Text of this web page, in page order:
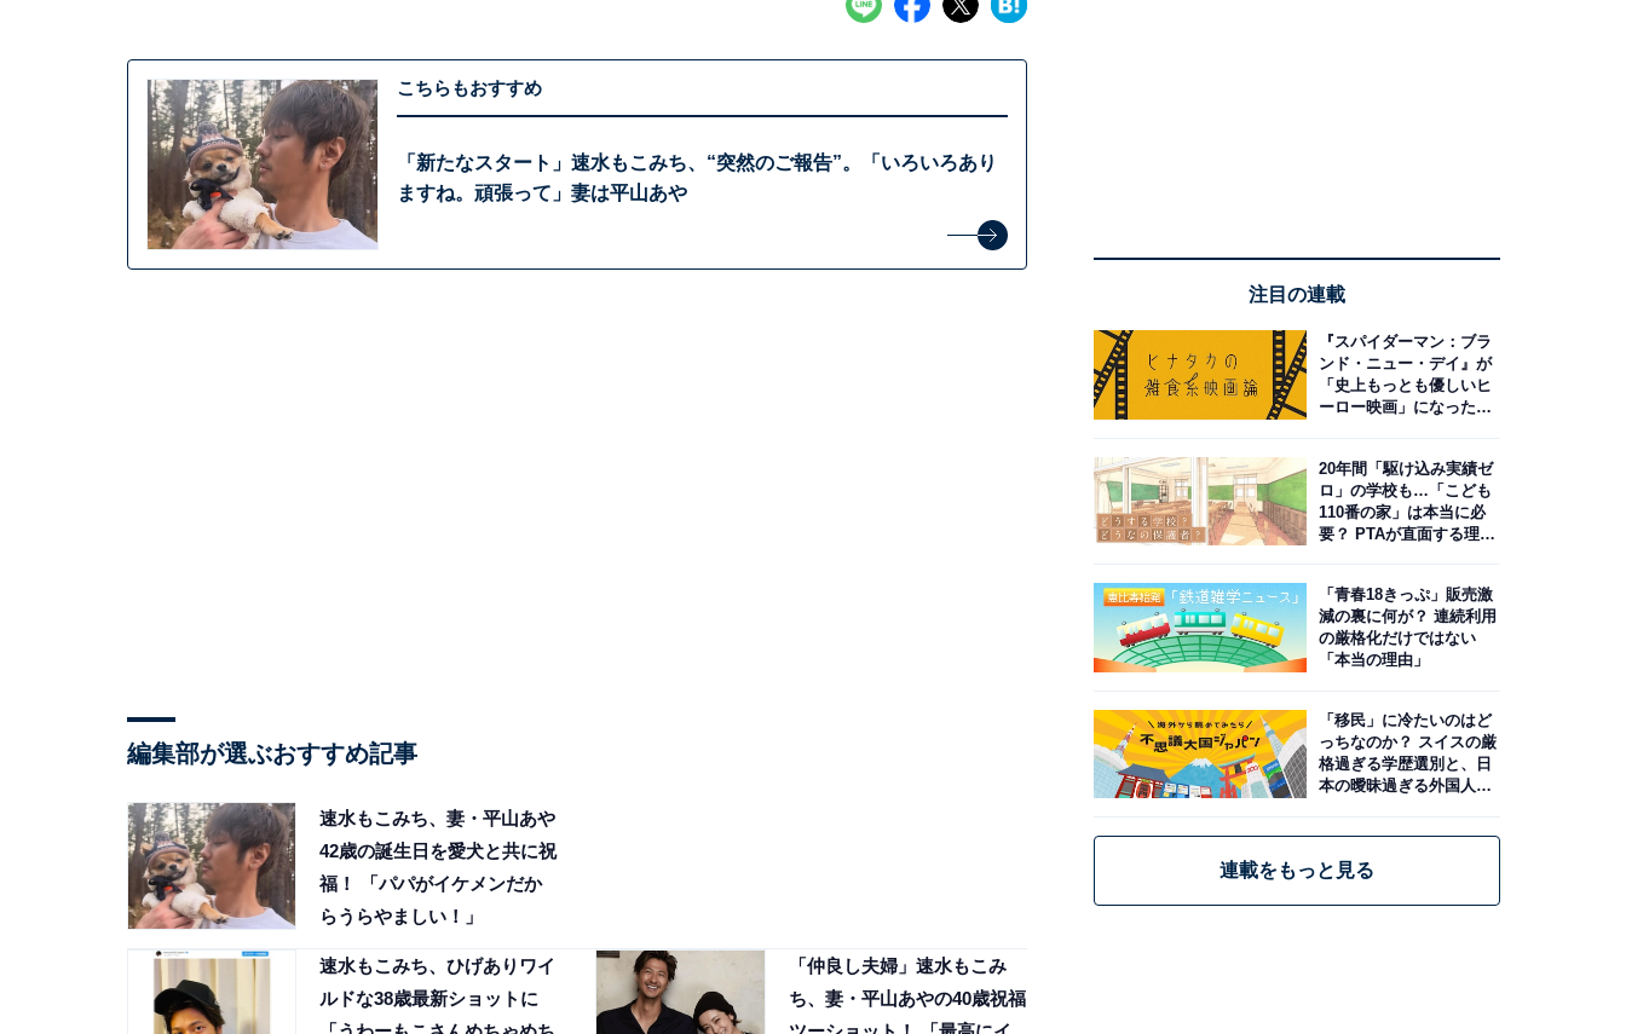
こちらもおすすめ
「新たなスタート」速水もこみち、“突然のご報告”。「いろいろあり
ますね。頑張って」妻は平山あや
編集部が選ぶおすすめ記事
速水もこみち、妻・平山あや
42歳の誕生日を愛犬と共に祝
福！ 「パパがイケメンだか
らうらやましい！」
速水もこみち、ひげありワイ
ルドな38歳最新ショットに
「仲良し夫婦」速水もこみ
ち、妻・平山あやの40歳祝福
注目の連載
『スパイダーマン：ブラ
ンド・ニュー・デイ』が
「史上もっとも優しいヒ
ーロー映画」になった理
20年間「駆け込み実績ゼ
ロ」の学校も…「こども
110番の家」は本当に必
要？ PTAが直面する理想
「青春18きっぷ」販売激
減の裏に何が？ 連続利用
の厳格化だけではない
「本当の理由」
「移民」に冷たいのはど
っちなのか？ スイスの厳
格過ぎる学歴選別と、日
本の曖昧過ぎる外国人政
連載をもっと見る